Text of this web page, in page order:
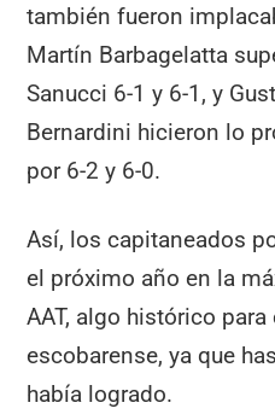
también fueron
Martín Barbagelatta
Sanucci 6-1 y 6-1, y
Bernardini hicieron lo
por 6-2 y 6-0.
Así, los capitaneados
el próximo año en la
AAT, algo histórico
escobarense, ya que
había logrado.